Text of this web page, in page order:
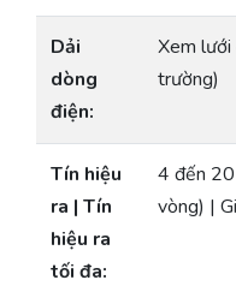
Dải
dòng
điện:
Xem lưới
trường)
Tín hiệu
ra | Tín
hiệu ra
tối đa:
4 đến
vòng) |